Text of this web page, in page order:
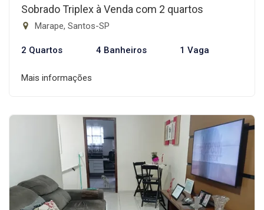
Sobrado Triplex à Venda com 2 quartos
Marape, Santos-SP
2 Quartos 4 Banheiros 1 Vaga
Mais informações